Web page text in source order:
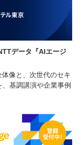
データ『AIエージ
像と、次世代のセキ
基調講演や企業事例